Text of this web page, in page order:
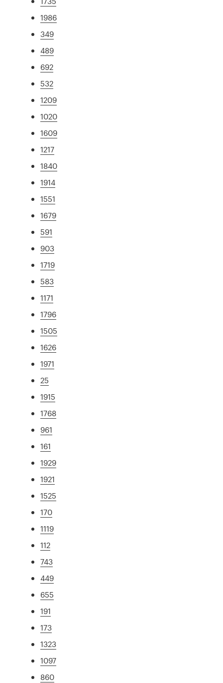
1986
349
489
692
532
1209
1020
1609
1217
1840
1914
1551
1679
591
903
1719
583
1171
1796
1505
1626
1971
25
1915
1768
961
161
1929
1921
1525
170
1119
112
743
449
655
191
173
1323
1097
860